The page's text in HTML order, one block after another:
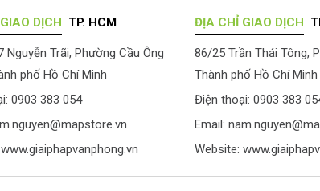
DỊCH TP. HCM
Nguyễn Trãi, Phường Cầu Ông
phố Hồ Chí Minh
0903 383 054
www.giaiphapvanphong.vn
ĐỊA CHỈ GIAO DỊCH
86/25 Trần Thái Tông,
Thành phố Hồ Chí Minh
Điện thoại: 0903 383
Email:
Website: